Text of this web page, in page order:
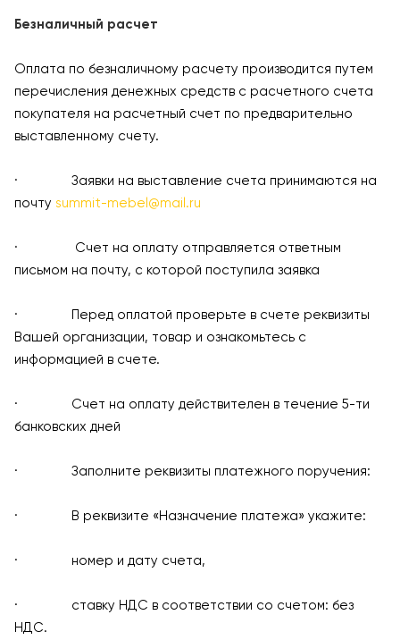
Безналичный расчет
Оплата по безналичному расчету производится путем
перечисления денежных средств с расчетного счета
покупателя на расчетный счет по предварительно
выставленному счету.
· Заявки на выставление счета принимаются на
почту summit-mebel@mail.ru
· Счет на оплату отправляется ответным
письмом на почту, с которой поступила заявка
· Перед оплатой проверьте в счете реквизиты
Вашей организации, товар и ознакомьтесь с
информацией в счете.
· Счет на оплату действителен в течение 5-ти
банковских дней
· Заполните реквизиты платежного поручения:
· В реквизите «Назначение платежа» укажите:
· номер и дату счета,
· ставку НДС в соответствии со счетом: без
НДС.